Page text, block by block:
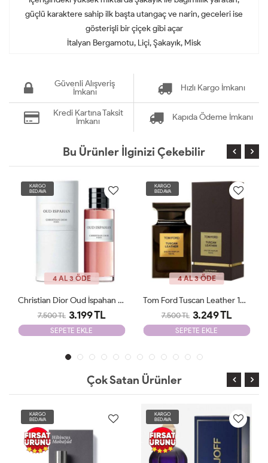
güçlü karaktere sahip ilk başta utangaç ve narin, geceleri ise
gösterişli bir çiçek gibi açar
İtalyan Bergamotu, Liçi, Şakayık, Misk
Güvenli Alışveriş
İmkanı
Hızlı Kargo İmkanı
Kredi Kartına Taksit
İmkanı
Kapıda Ödeme İmkanı
Bu Ürünler İlginizi Çekebilir
KARGO
BEDAVA
4 AL 3 ÖDE
Tom Ford Tuscan Leather 100 Ml JLT
7.500 TL 3.249 TL
SEPETE EKLE
KARGO
BEDAVA
4 AL 3 ÖDE
Tiziana Terenzi Wirtanen 100 Ml Unisex Parfüm JLT
10.000 TL 4.100 TL
SEPETE EKLE
Çok Satan Ürünler
KARGO
BEDAVA
KARGO
BEDAVA